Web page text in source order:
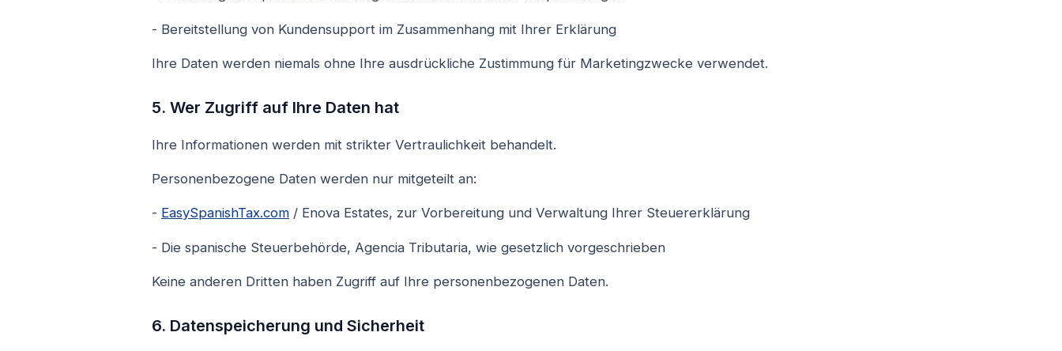
- Bereitstellung von Kundensupport im Zusammenhang mit Ihrer Erklärung
Ihre Daten werden niemals ohne Ihre ausdrückliche Zustimmung für Marketingzwecke verwendet.
5. Wer Zugriff auf Ihre Daten hat
Ihre Informationen werden mit strikter Vertraulichkeit behandelt.
Personenbezogene Daten werden nur mitgeteilt an:
- EasySpanishTax.com / Enova Estates, zur Vorbereitung und Verwaltung Ihrer Steuererklärung
- Die spanische Steuerbehörde, Agencia Tributaria, wie gesetzlich vorgeschrieben
Keine anderen Dritten haben Zugriff auf Ihre personenbezogenen Daten.
6. Datenspeicherung und Sicherheit